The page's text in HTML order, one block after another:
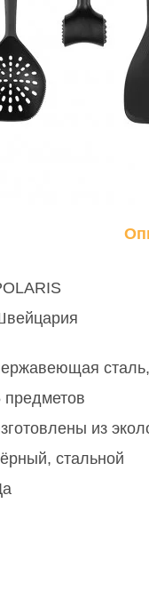
предметов
из
, стальной